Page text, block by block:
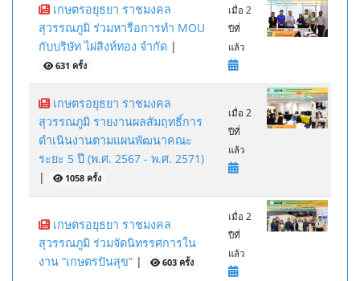
เกษตรอยุธยา ราชมงคล
สุวรรณภูมิ ร่วมหารือการทำ MOU
กับบริษัท ไผ่สิงห์ทอง จำกัด |
631 ครั้ง
เมื่อ 2
ปีที่
แล้ว
เกษตรอยุธยา ราชมงคล
สุวรรณภูมิ รายงานผลสัมฤทธิ์การ
ดำเนินงานตามแผนพัฒนาคณะ
ระยะ 5 ปี (พ.ศ. 2567 - พ.ศ. 2571)
|
1058 ครั้ง
เมื่อ 2
ปีที่
แล้ว
เกษตรอยุธยา ราชมงคล
สุวรรณภูมิ ร่วมจัดนิทรรศการใน
งาน “เกษตรปันสุข” | 603 ครั้ง
เมื่อ 2
ปีที่
แล้ว